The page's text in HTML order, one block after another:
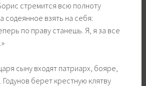
стремится всю полноту
содеянное взять на себя:
по праву станешь. Я, я за все
сыну входят патриарх, бояре,
берет крестную клятву